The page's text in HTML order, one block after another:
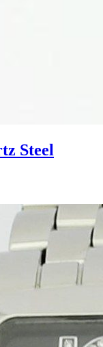
Steel